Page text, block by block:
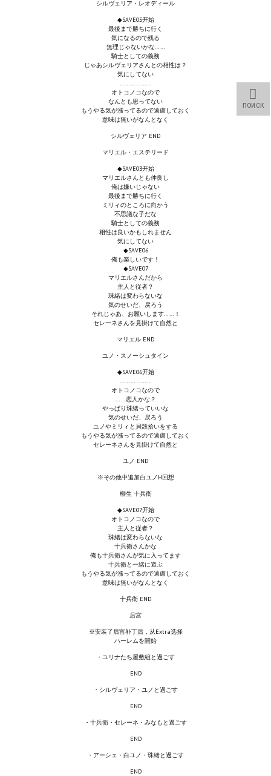
Kingdoms of Amalur: Reckoning
Mass Effect Andromeda
Star Wars Jedi Knight: Dark Force II
Star Wars Knights of the Old Republic 1
Star Wars Knights of the Old Republic 2
Titan Quest Immortal Throne
ストラテジーが必要なVN一覧 (List of VNs for which walkthrough
シルヴェリア・レオディール
◆SAVE05开始
最後まで勝ちに行く
気になるので残る
無理じゃないかな……
騎士としての義務
じゃあシルヴェリアさんとの相性は？
気にしてない
オトコノコなので
なんとも思ってない
もうやる気が漲ってるので遠慮しておく
意味は無いがなんとなく
シルヴェリア END
マリエル・エステリード
◆SAVE03开始
マリエルさんとも仲良し
俺は嫌いじゃない
最後まで勝ちに行く
ミリィのところに向かう
不思議な子だな
騎士としての義務
相性は良いかもしれません
気にしてない
◆SAVE06
俺も楽しいです！
◆SAVE07
マリエルさんだから
主人と従者？
珠緒は変わらないな
気のせいだ、戻ろう
それじゃあ、お願いします……！
セレーネさんを見掛けて自然と
マリエル END
ユノ・スノーシュタイン
◆SAVE06开始
オトコノコなので
……恋人かな？
やっぱり珠緒っていいな
気のせいだ、戻ろう
ユノやミリィと貝殻拾いをする
もうやる気が漲ってるので遠慮しておく
セレーネさんを見掛けて自然と
ユノ END
※その他中追加白ユノH回想
柳生 十兵衛
◆SAVE07开始
オトコノコなので
主人と従者？
珠緒は変わらないな
十兵衛さんかな
俺も十兵衛さんが気に入ってます
十兵衛と一緒に遊ぶ
もうやる気が漲ってるので遠慮しておく
意味は無いがなんとなく
十兵衛 END
后宫
※安装了后宫补丁后，从Extra选择
ハーレムを開始
・ユリナたち屋敷組と過ごす
END
・シルヴェリア・ユノと過ごす
END
・十兵衛・セレーネ・みなもと過ごす
END
・アーシェ・白ユノ・珠緒と過ごす
END
ПОИСК